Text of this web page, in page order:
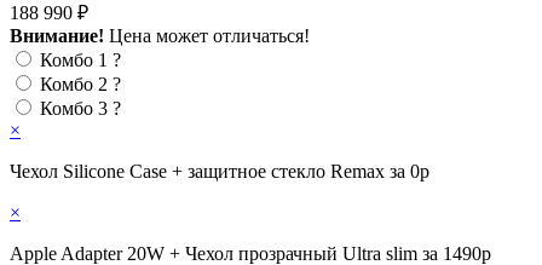
188 990 ₽
Внимание! Цена может отличаться!
Комбо 1 ?
Комбо 2 ?
Комбо 3 ?
×
Чехол Silicone Case + защитное стекло Remax за 0р
×
Apple Adapter 20W + Чехол прозрачный Ultra slim за 1490р